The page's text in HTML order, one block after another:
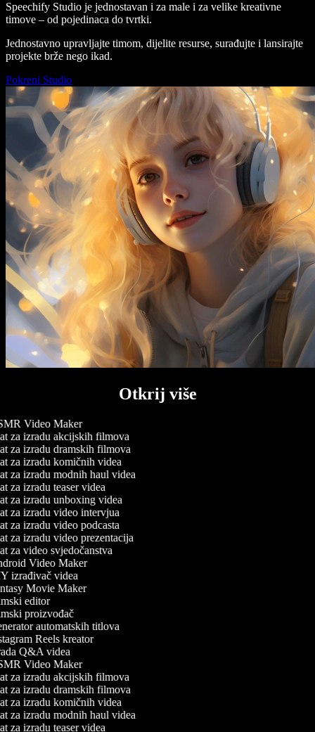
Speechify Studio je jednostavan i za male i za velike kreativne
timove – od pojedinaca do tvrtki.
Jednostavno upravljajte timom, dijelite resurse, surađujte i lansirajte
projekte brže nego ikad.
Pokreni Studio
Otkrij više
Video Maker
za izradu akcijskih filmova
za izradu dramskih filmova
za izradu komičnih videa
za izradu modnih haul videa
za izradu teaser videa
za izradu unboxing videa
za izradu video intervjua
za izradu video podcasta
za izradu video prezentacija
za video svjedočanstva
Video Maker
izrađivač videa
Movie Maker
editor
proizvođač
automatskih titlova
Reels kreator
Q&A videa
Video Maker
za izradu akcijskih filmova
za izradu dramskih filmova
za izradu komičnih videa
za izradu modnih haul videa
za izradu teaser videa